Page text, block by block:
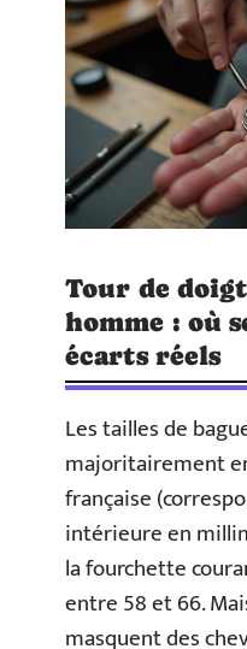
Tour de
homme : où
écarts réels
Les tailles de
majoritairement
française
intérieure en
la fourchette
entre 58 et 66.
masquent des